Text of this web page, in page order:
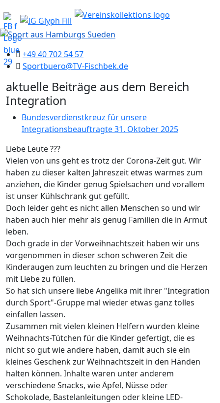
+49 40 702 54 57
Sportbuero@TV-Fischbek.de
aktuelle Beiträge aus dem Bereich
Integration
Bundesverdienstkreuz für unsere
Integrationsbeauftragte31. Oktober 2025
Liebe Leute???
Vielen von uns geht es trotz der Corona-Zeit gut. Wir
haben zu dieser kalten Jahreszeit etwas warmes zum
anziehen, die Kinder genug Spielsachen und vorallem
ist unser Kühlschrank gut gefüllt.
Doch leider geht es nicht allen Menschen so und wir
haben auch hier mehr als genug Familien die in Armut
leben.
Doch grade in der Vorweihnachtszeit haben wir uns
vorgenommen in dieser schon schweren Zeit die
Kinderaugen zum leuchten zu bringen und die Herzen
mit Liebe zu füllen.
So hat sich unsere liebe Angelika mit ihrer "Integration
durch Sport"-Gruppe mal wieder etwas ganz tolles
einfallen lassen.
Zusammen mit vielen kleinen Helfern wurden kleine
Weihnachts-Tütchen für die Kinder gefertigt, die es
nicht so gut wie andere haben, damit auch sie ein
kleines Geschenk zur Weihnachtszeit in den Händen
halten können. Inhalte waren unter anderem
verschiedene Snacks, wie Äpfel, Nüsse oder
Schokolade, Bastelanleitungen oder kleine LED-